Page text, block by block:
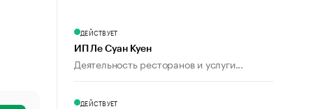
ДЕЙСТВУЕТ
ИП Ле Суан Куен
Деятельность ресторанов и услуги...
ДЕЙСТВУЕТ